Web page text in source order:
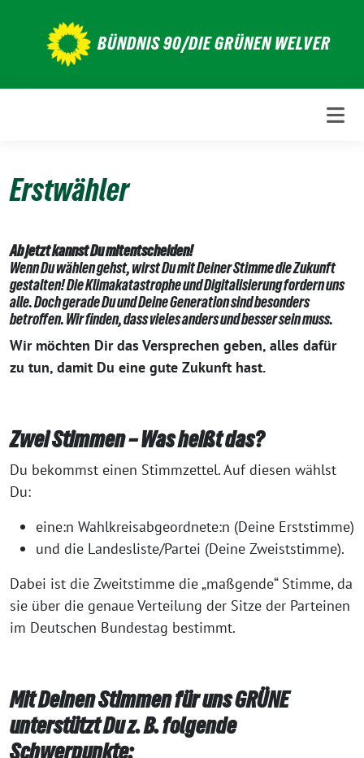
BÜNDNIS 90/DIE GRÜNEN WELVER
Erstwähler
Ab jetzt kannst Du mitentscheiden!
Wenn Du wählen gehst, wirst Du mit Deiner Stimme die Zukunft
gestalten! Die Klimakatastrophe und Digitalisierung fordern uns
alle. Doch gerade Du und Deine Generation sind besonders
betroffen. Wir finden, dass vieles anders und besser sein muss.
Wir möchten Dir das Versprechen geben, alles dafür
zu tun, damit Du eine gute Zukunft hast.
Zwei Stimmen – Was heißt das?
Du bekommst einen Stimmzettel. Auf diesen wählst
Du:
eine:n Wahlkreisabgeordnete:n (Deine Erststimme)
und die Landesliste/Partei (Deine Zweiststimme).
Dabei ist die Zweitstimme die „maßgende“ Stimme, da
sie über die genaue Verteilung der Sitze der Parteinen
im Deutschen Bundestag bestimmt.
Mit Deinen Stimmen für uns GRÜNE
unterstützt Du z. B. folgende
Schwerpunkte: